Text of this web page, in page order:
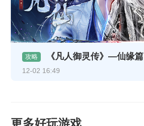
攻略 《凡人御灵传》—仙缘篇
12-02 16:49